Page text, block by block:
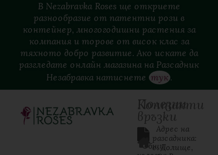
В Nezabravka Roses ще откриете
разнообразие от патентни рози в
контейнер, многогодишни растения за
компания и торове от висок клас за
тяхното добро развитие. Ако искате да
разгледате онлайн магазина на Разсадник
Незабравка натиснете тук.
Полезни
връзки
Общи
Контакти
Адрес на
разсадника:
с. Долище,